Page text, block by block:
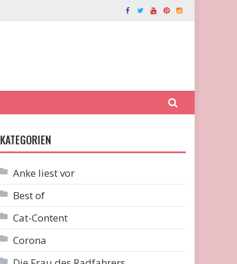
KATEGORIEN
Anke liest vor
Best of
Cat-Content
Corona